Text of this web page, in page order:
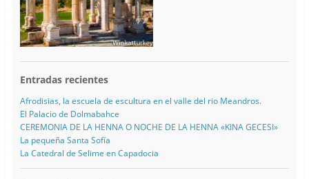
Entradas recientes
Afrodisias, la escuela de escultura en el valle del rio Meandros.
El Palacio de Dolmabahce
CEREMONIA DE LA HENNA O NOCHE DE LA HENNA «KINA GECESI»
La pequeña Santa Sofía
La Catedral de Selime en Capadocia